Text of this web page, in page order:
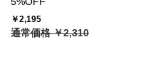
￥2,195
通常価格 ￥2,310